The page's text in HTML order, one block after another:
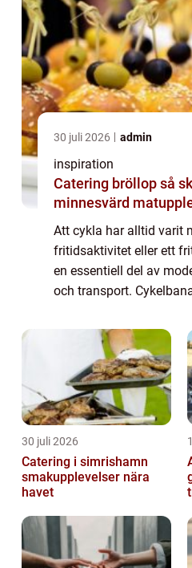
30 juli 2026 admin
inspiration
Catering bröllop så skapar du en
minnesvärd
Att cykla har alltid varit
fritidsaktivitet eller ett
en essentiell del av
och transport.
hållba...
30 juli 2026
Catering i simrishamn
smakupplevelser nära
havet